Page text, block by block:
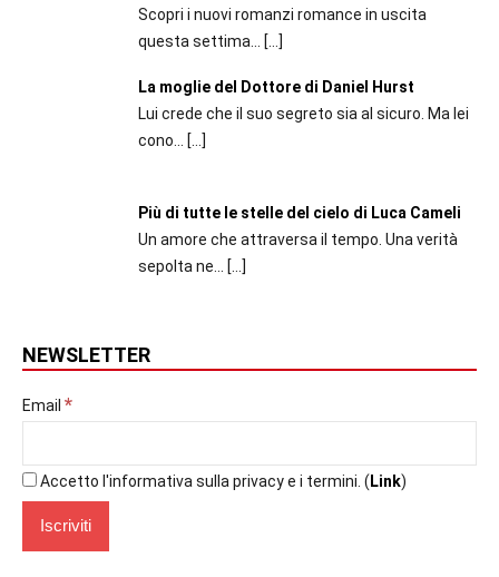
Scopri i nuovi romanzi romance in uscita
questa settima... […]
La moglie del Dottore di Daniel Hurst
Lui crede che il suo segreto sia al sicuro. Ma lei
cono...
[…]
Più di tutte le stelle del cielo di Luca Cameli
Un amore che attraversa il tempo. Una verità
sepolta ne...
[…]
NEWSLETTER
Email *
Accetto l'informativa sulla privacy e i termini. ( Link)